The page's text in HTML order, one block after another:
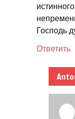
Господь
Ответить